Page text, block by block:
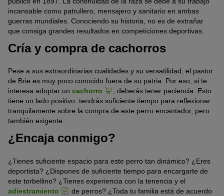
incansable como patrullero, mensajero y sanitario en ambas
guerras mundiales. Conociendo su historia, no es de extrañar
que consiga grandes resultados en competiciones deportivas.
Cría y compra de cachorros
Pese a sus extraordinarias cualidades y su versatilidad, el pastor
de Brie es muy poco conocido fuera de su patria. Por eso, si te
interesa adoptar un cachorro
, deberás tener paciencia. Esto
tiene un lado positivo: tendrás suficiente tiempo para reflexionar
tranquilamente sobre la compra de este perro encantador, pero
también exigente.
¿Encaja conmigo?
¿Tienes suficiente espacio para este perro tan dinámico? ¿Eres
deportista? ¿Dispones de suficiente tiempo para encargarte de
este torbellino? ¿Tienes experiencia con la tenencia y el
adiestramiento
de perros? ¿Toda tu familia está de acuerdo